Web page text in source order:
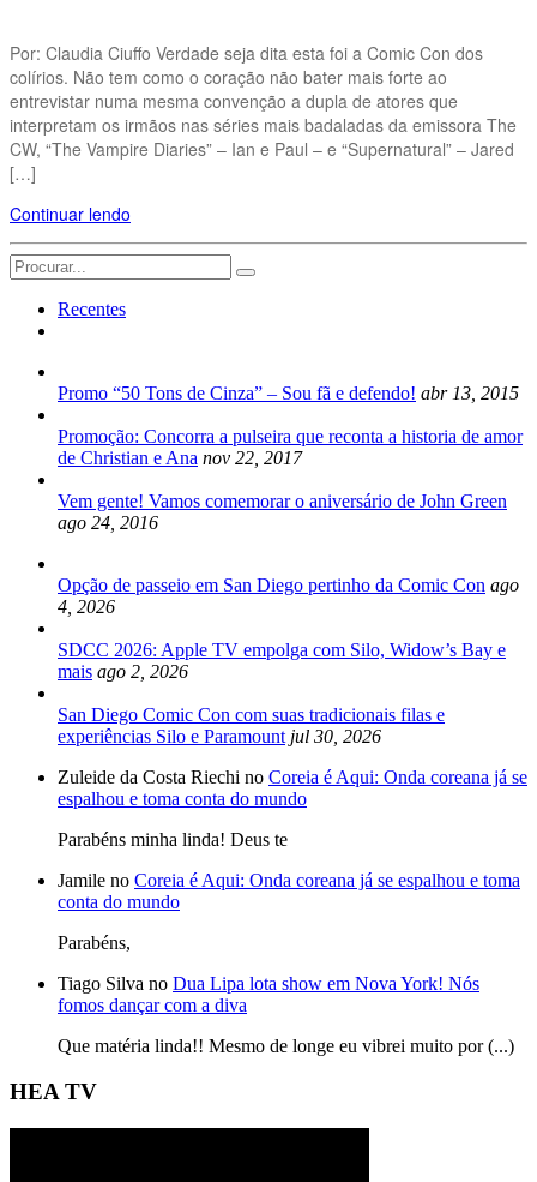
Por: Claudia Ciuffo Verdade seja dita esta foi a Comic Con dos
colírios. Não tem como o coração não bater mais forte ao
entrevistar numa mesma convenção a dupla de atores que
interpretam os irmãos nas séries mais badaladas da emissora The
CW, “The Vampire Diaries” – Ian e Paul – e “Supernatural” – Jared
[…]
Continuar lendo
Search
for:
Recentes
Promo “50 Tons de Cinza” – Sou fã e defendo! abr 13, 2015
Promoção: Concorra a pulseira que reconta a historia de amor
de Christian e Ana nov 22, 2017
Vem gente! Vamos comemorar o aniversário de John Green
ago 24, 2016
Opção de passeio em San Diego pertinho da Comic Con ago
4, 2026
SDCC 2026: Apple TV empolga com Silo, Widow’s Bay e
mais ago 2, 2026
San Diego Comic Con com suas tradicionais filas e
experiências Silo e Paramount jul 30, 2026
Zuleide da Costa Riechi no Coreia é Aqui: Onda coreana já se
espalhou e toma conta do mundo
Parabéns minha linda! Deus te
Jamile no Coreia é Aqui: Onda coreana já se espalhou e toma
conta do mundo
Parabéns,
Tiago Silva no Dua Lipa lota show em Nova York! Nós
fomos dançar com a diva
Que matéria linda!! Mesmo de longe eu vibrei muito por (...)
HEA TV